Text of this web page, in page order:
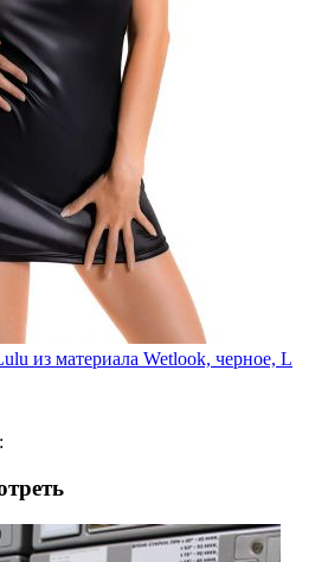
из материала Wetlook, черное, L